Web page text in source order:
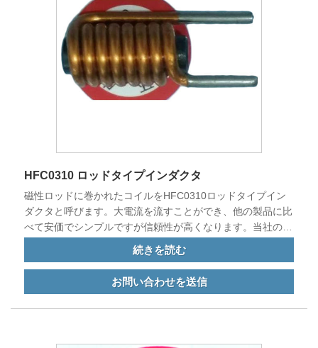
HFC0310 ロッドタイプインダクタ
磁性ロッドに巻かれたコイルをHFC0310ロッドタイプイン
ダクタと呼びます。大電流を流すことができ、他の製品に比
べて安価でシンプルですが信頼性が高くなります。当社の製
品は EU 基準を満たしており、中国およびその他の世界中の
国に輸出されています。
続きを読む
お問い合わせを送信